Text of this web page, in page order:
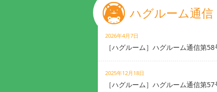
ハグルーム通信
2026年4月7日
［ハグルーム］ハグルーム通信第58
2025年12月18日
［ハグルーム］ハグルーム通信第57